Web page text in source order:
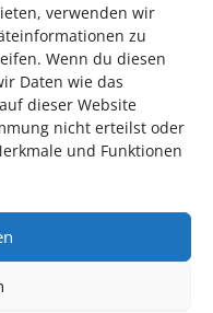
verwenden wir
zu
Wenn du diesen
Daten wie das
dieser Website
nicht erteilst oder
und Funktionen